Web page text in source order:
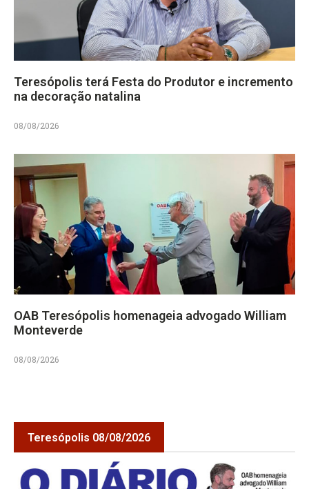
Teresópolis terá Festa do Produtor e incremento
na decoração natalina
08/08/2026
OAB Teresópolis homenageia advogado William
Monteverde
08/08/2026
Teresópolis 08/08/2026